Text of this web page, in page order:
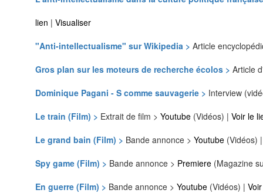
lien | Visualiser
"Anti-intellectualisme" sur Wikipedia > Article
Gros plan sur les moteurs de recherche écolos > Article
Dominique Pagani - S comme sauvagerie > Interview
Le train (Film) > Extrait de film > Youtube (Vidéos) | Voir le
Le grand bain (Film) > Bande annonce > Youtube (Vidéos)
Spy game (Film) > Bande annonce > Premiere (Magazine
En guerre (Film) > Bande annonce > Youtube (Vidéos) |